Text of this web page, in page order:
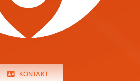
KONTAKT